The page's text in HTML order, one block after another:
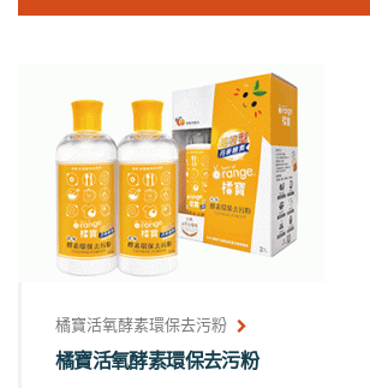
橘寶活氧酵素環保去污粉
橘寶活氧酵素環保去污粉